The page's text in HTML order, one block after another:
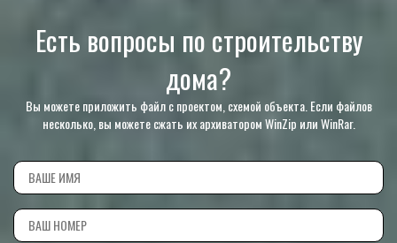
Есть вопросы по строительству
дома?
Вы можете приложить файл с проектом, схемой объекта. Если файлов
несколько, вы можете сжать их архиватором WinZip или WinRar.